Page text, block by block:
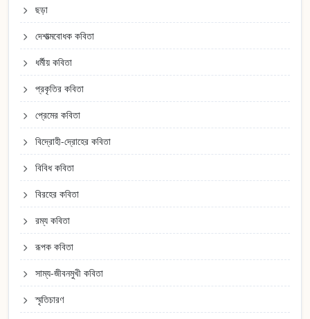
ছড়া
দেশাত্মবোধক কবিতা
ধর্মীয় কবিতা
প্রকৃতির কবিতা
প্রেমের কবিতা
বিদ্রোহী-দ্রোহের কবিতা
বিবিধ কবিতা
বিরহের কবিতা
রম্য কবিতা
রূপক কবিতা
সাম্য-জীবনমুখী কবিতা
স্মৃতিচারণ